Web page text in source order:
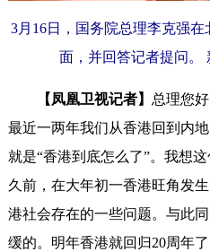
3月16日，国务院总理李克强
面，并回答记者提问。
【凤凰卫视记者】 总理您
最近一两年我们从香港回到内
就是“香港到底怎么了”。我想
久前，在大年初一香港旺角发
港社会存在的一些问题。与此
缓的。明年香港就回归20周年